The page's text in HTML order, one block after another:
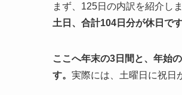
まず、125日の内訳を紹介し
土日、合計104日分が休日で
ここへ年末の3日間と、年始
す。 実際には、土曜日に祝日